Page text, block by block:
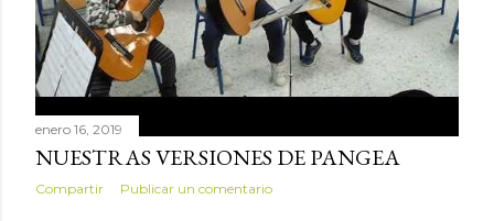
enero 16, 2019
NUESTRAS VERSIONES DE PANGEA
Compartir Publicar un comentario